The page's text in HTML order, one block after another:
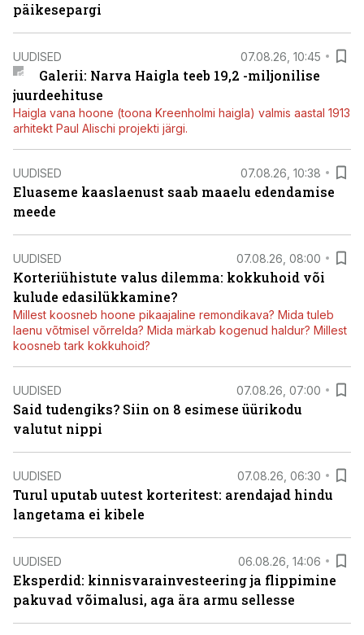
päikesepargi
UUDISED 07.08.26, 10:45
Galerii: Narva Haigla teeb 19,2 -miljonilise
juurdeehituse
Haigla vana hoone (toona Kreenholmi haigla) valmis aastal 1913
arhitekt Paul Alischi projekti järgi.
UUDISED 07.08.26, 10:38
Eluaseme kaaslaenust saab maaelu edendamise
meede
UUDISED 07.08.26, 08:00
Korteriühistute valus dilemma: kokkuhoid või
kulude edasilükkamine?
Millest koosneb hoone pikaajaline remondikava? Mida tuleb
laenu võtmisel võrrelda? Mida märkab kogenud haldur? Millest
koosneb tark kokkuhoid?
UUDISED 07.08.26, 07:00
Said tudengiks? Siin on 8 esimese üürikodu
valutut nippi
UUDISED 07.08.26, 06:30
Turul uputab uutest korteritest: arendajad hindu
langetama ei kibele
UUDISED 06.08.26, 14:06
Eksperdid: kinnisvarainvesteering ja flippimine
pakuvad võimalusi, aga ära armu sellesse